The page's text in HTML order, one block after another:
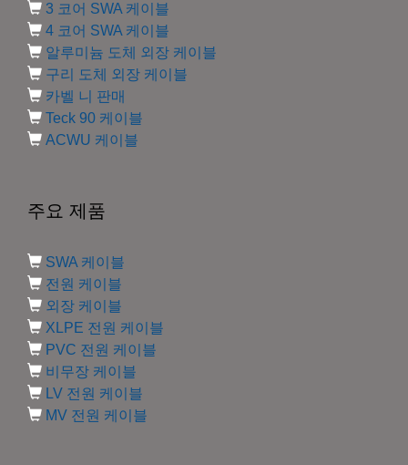
3 코어 SWA 케이블
4 코어 SWA 케이블
알루미늄 도체 외장 케이블
구리 도체 외장 케이블
카벨 니 판매
Teck 90 케이블
ACWU 케이블
주요 제품
SWA 케이블
전원 케이블
외장 케이블
XLPE 전원 케이블
PVC 전원 케이블
비무장 케이블
LV 전원 케이블
MV 전원 케이블